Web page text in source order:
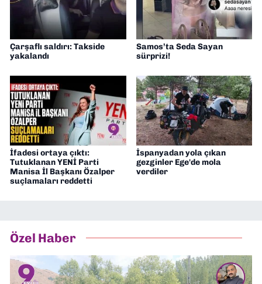
Çarşaflı saldırı: Takside
yakalandı
Samos’ta Seda Sayan
sürprizi!
İfadesi ortaya çıktı:
Tutuklanan YENİ Parti
Manisa İl Başkanı Özalper
suçlamaları reddetti
İspanyadan yola çıkan
gezginler Ege'de mola
verdiler
Özel Haber